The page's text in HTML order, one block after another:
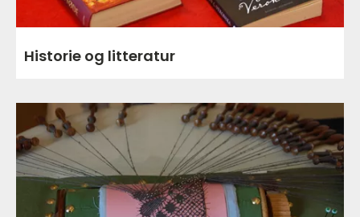
Historie og litteratur